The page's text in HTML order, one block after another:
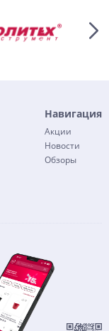
Навигация
Акции
Новости
Обзоры